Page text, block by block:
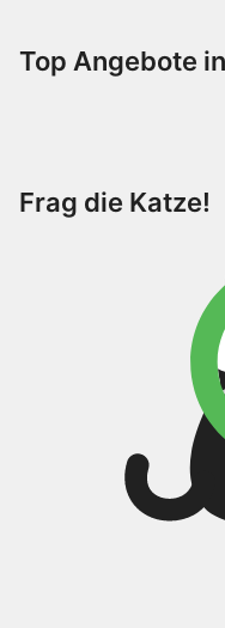
Top Angebote
Frag die Katze!